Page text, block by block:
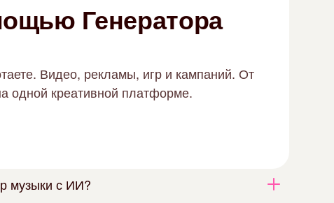
Генератора
Видео, рекламы, игр и кампаний. От
одной креативной платформе.
музыки с ИИ?